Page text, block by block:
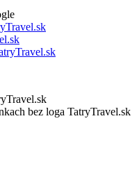
bez loga TatryTravel.sk